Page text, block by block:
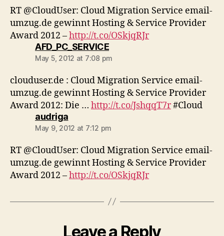
RT @CloudUser: Cloud Migration Service email-
umzug.de gewinnt Hosting & Service Provider
Award 2012 –http://t.co/OSkjqRJr
AFD_PC_SERVICEsays:
May 5, 2012 at 7:08 pm
clouduser.de : Cloud Migration Service email-
umzug.de gewinnt Hosting & Service Provider
Award 2012: Die … http://t.co/JshqqT7r#Cloud
audrigasays:
May 9, 2012 at 7:12 pm
RT @CloudUser: Cloud Migration Service email-
umzug.de gewinnt Hosting & Service Provider
Award 2012 –http://t.co/OSkjqRJr
Leave a Reply